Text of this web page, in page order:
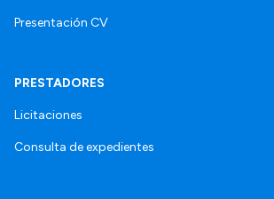
Presentación CV
PRESTADORES
Licitaciones
Consulta de expedientes